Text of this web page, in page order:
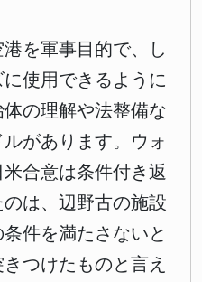
を軍事目的で、し
使用できるように
の理解や法整備な
があります。ウォ
合意は条件付き返
は、辺野古の施設
件を満たさないと
つけたものと言え